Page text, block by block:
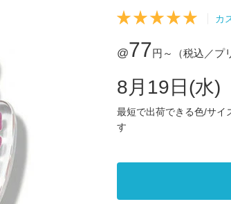
カ
@77円～ （税込／プ
8月19日(水)
最短で出荷できる色/サイ
す